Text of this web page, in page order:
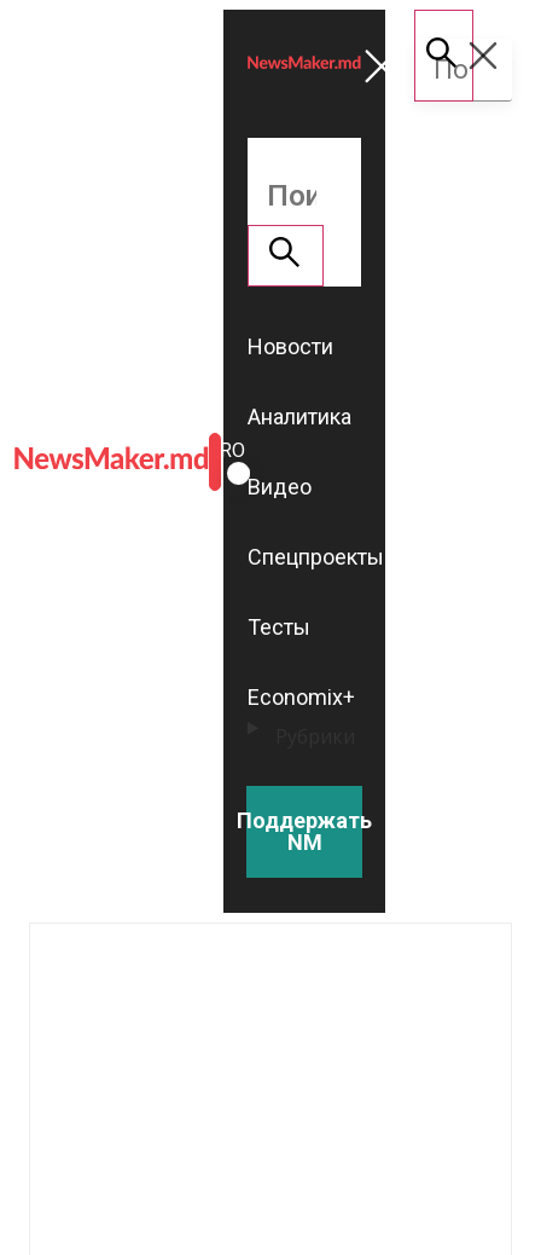
ROMÂNĂ
RU
Новости
Аналитика
Видео
Спецпроекты
Тесты
Economix+
Поддержать
NM